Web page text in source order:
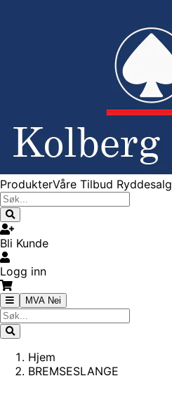
ProdukterVåre Tilbud Ryddesalg
Bli Kunde
Logg inn
MVA Nei
Hjem
BREMSESLANGE